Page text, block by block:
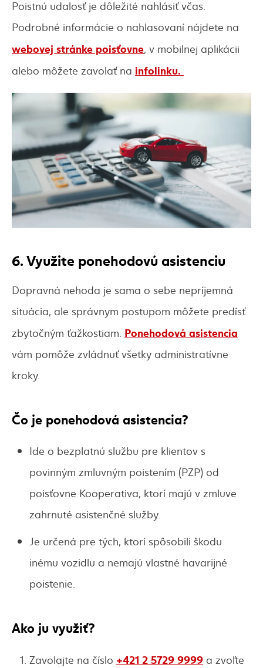
Poistnú udalosť je dôležité nahlásiť včas.
Podrobné informácie o nahlasovaní nájdete na
webovej stránke poisťovne, v mobilnej aplikácii
alebo môžete zavolať na infolinku.
6. Využite ponehodovú asistenciu
Dopravná nehoda je sama o sebe nepríjemná
situácia, ale správnym postupom môžete predísť
zbytočným ťažkostiam. Ponehodová asistencia
vám pomôže zvládnuť všetky administratívne
kroky.
Čo je ponehodová asistencia?
Ide o bezplatnú službu pre klientov s
povinným zmluvným poistením (PZP) od
poisťovne Kooperativa, ktorí majú v zmluve
zahrnuté asistenčné služby.
Je určená pre tých, ktorí spôsobili škodu
inému vozidlu a nemajú vlastné havarijné
poistenie.
Ako ju využiť?
Zavolajte na číslo +421 2 5729 9999 a zvoľte